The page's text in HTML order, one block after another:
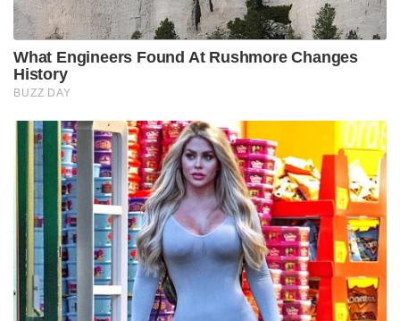
What Engineers Found At Rushmore Changes
History
BUZZ DAY